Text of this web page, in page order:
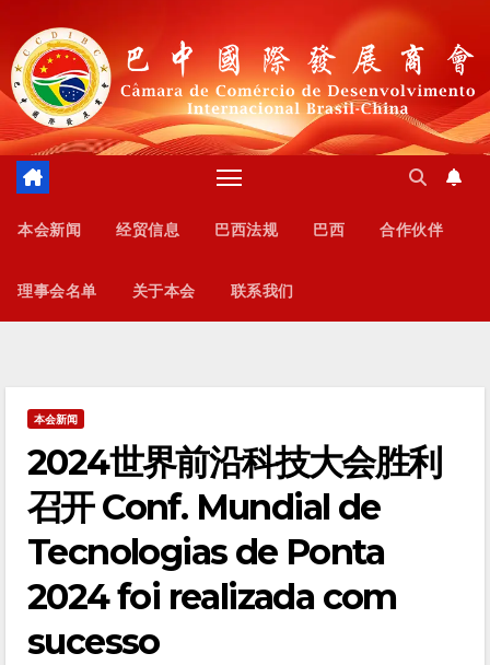
内
本会新闻 经贸信息 巴西法规 巴西 合作伙伴
理事会名单 关于本会 联系我们
本会新闻
2024世界前沿科技大会胜利
召开 Conf. Mundial de
Tecnologias de Ponta
2024 foi realizada com
sucesso